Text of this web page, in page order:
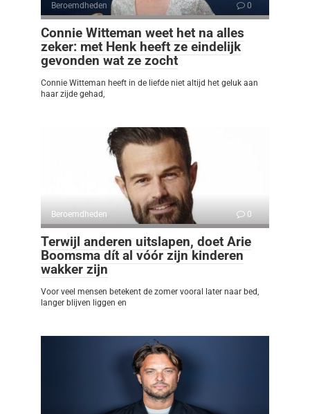
Beroemdheden 0
Connie Witteman weet het na alles
zeker: met Henk heeft ze eindelijk
gevonden wat ze zocht
Connie Witteman heeft in de liefde niet altijd het geluk aan
haar zijde gehad,
Beroemdheden 0
Terwijl anderen uitslapen, doet Arie
Boomsma dít al vóór zijn kinderen
wakker zijn
Voor veel mensen betekent de zomer vooral later naar bed,
langer blijven liggen en